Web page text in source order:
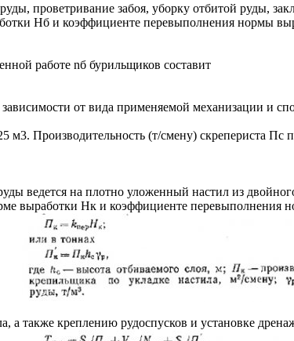
проветривание забоя, уборку отбитой руды,
Нб и коэффициенте перевыполнения нормы
работе nб бурильщиков составит
от вида применяемой механизации и
м3. Производительность (т/смену) скрепериста
ведется на плотно уложенный настил из
выработки Нк и коэффициенте перевыполнения
а также креплению рудоспусков и установке